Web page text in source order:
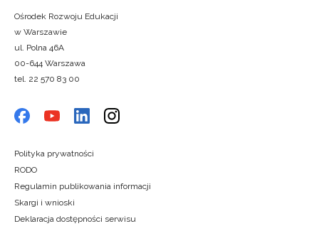
Ośrodek Rozwoju Edukacji
w Warszawie
ul. Polna 46A
00-644 Warszawa
tel. 22 570 83 00
Polityka prywatności
RODO
Regulamin publikowania informacji
Skargi i wnioski
Deklaracja dostępności serwisu